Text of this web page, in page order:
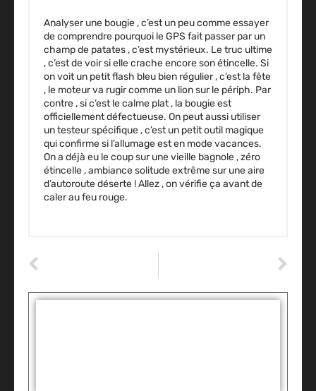
Analyser une bougie , c’est un peu comme essayer
de comprendre pourquoi le GPS fait passer par un
champ de patates , c’est mystérieux. Le truc ultime
, c’est de voir si elle crache encore son étincelle. Si
on voit un petit flash bleu bien régulier , c’est la fête
, le moteur va rugir comme un lion sur le périph. Par
contre , si c’est le calme plat , la bougie est
officiellement défectueuse. On peut aussi utiliser
un testeur spécifique , c’est un petit outil magique
qui confirme si l’allumage est en mode vacances.
On a déjà eu le coup sur une vieille bagnole , zéro
étincelle , ambiance solitude extrême sur une aire
d’autoroute déserte ! Allez , on vérifie ça avant de
caler au feu rouge.